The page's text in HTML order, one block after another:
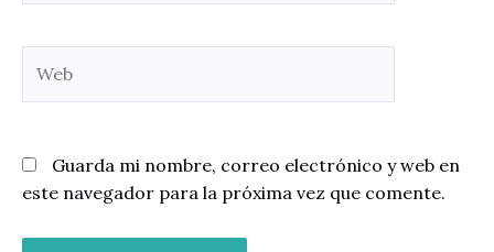
Guarda mi nombre, correo electrónico y web en
este navegador para la próxima vez que comente.